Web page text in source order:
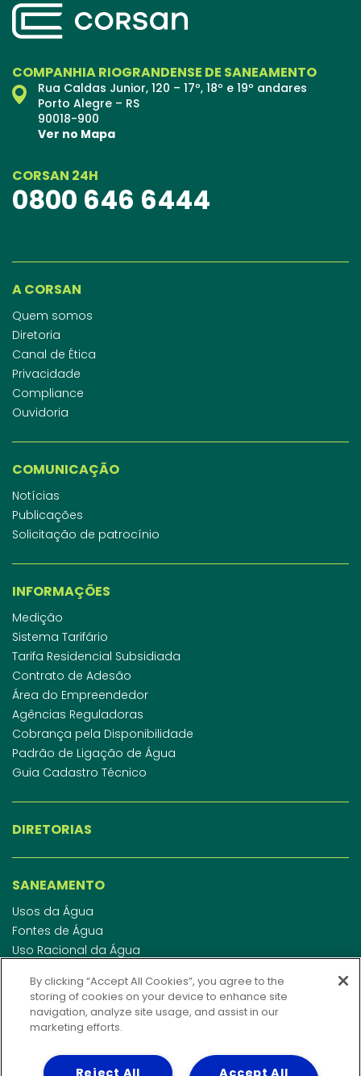
COMPANHIA RIOGRANDENSE DE SANEAMENTO
Rua Caldas Junior, 120 – 17º, 18º e 19º andares
Porto Alegre – RS
90018-900
Ver no Mapa
CORSAN 24H
0800 646 6444
A CORSAN
Quem somos
Diretoria
Canal de Ética
Privacidade
Compliance
Ouvidoria
COMUNICAÇÃO
Notícias
Publicações
Solicitação de patrocínio
INFORMAÇÕES
Medição
Sistema Tarifário
Tarifa Residencial Subsidiada
Contrato de Adesão
Área do Empreendedor
Agências Reguladoras
Cobrança pela Disponibilidade
Padrão de Ligação de Água
Guia Cadastro Técnico
DIRETORIAS
SANEAMENTO
Usos da Água
Fontes de Água
Uso Racional da Água
Esgotamento Sanitário
Regulamento de Água e Esgoto
Indicadores de qualidade da água
By clicking “Accept All Cookies”, you agree to the
storing of cookies on your device to enhance site
navigation, analyze site usage, and assist in our
marketing efforts.
Accept All
Reject All